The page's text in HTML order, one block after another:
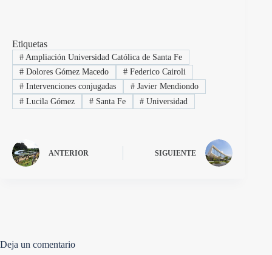
Etiquetas
#Ampliación Universidad Católica de Santa Fe
#Dolores Gómez Macedo #Federico Cairoli
#Intervenciones conjugadas #Javier Mendiondo
#Lucila Gómez #Santa Fe # Universidad
ANTERIOR SIGUIENTE
Deja un comentario